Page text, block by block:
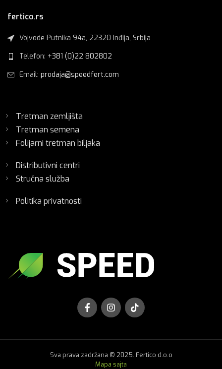
fertico.rs
Vojvode Putnika 94a, 22320 Inđija, Srbija
Telefon: +381 (0)22 802802
Email: prodaja@speedfert.com
Tretman zemljišta
Tretman semena
Folijarni tretman biljaka
Distributivni centri
Stručna služba
Politika privatnosti
Sva prava zadržana © 2025. Fertico d.o.o
Mapa sajta